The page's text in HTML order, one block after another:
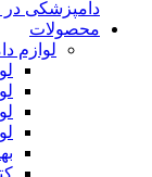
محصولات
لوازم